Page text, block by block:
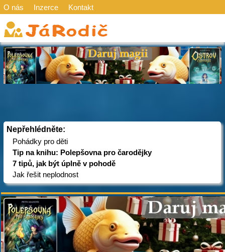
O nás Inzerce Kontakt
Nepřehlédněte:
Pohádky pro děti
Tip na knihu: Polepšovna pro čarodějky
7 tipů, jak být úplně v pohodě
Jak řešit neplodnost